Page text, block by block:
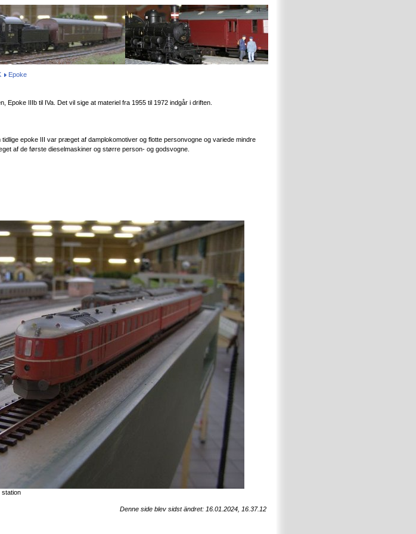
Epoke
Epoke IIIb til IVa. Det vil sige at materiel fra 1955 til 1972 indgår i driften.
epoke III var præget af damplokomotiver og flotte personvogne og variede mindre
af de første dieselmaskiner og større person- og godsvogne.
station
Denne side blev sidst ändret: 16.01.2024, 16.37.12